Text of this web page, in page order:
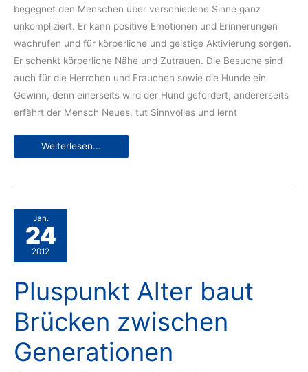
begegnet den Menschen über verschiedene Sinne ganz
unkompliziert. Er kann positive Emotionen und Erinnerungen
wachrufen und für körperliche und geistige Aktivierung sorgen.
Er schenkt körperliche Nähe und Zutrauen. Die Besuche sind
auch für die Herrchen und Frauchen sowie die Hunde ein
Gewinn, denn einerseits wird der Hund gefordert, andererseits
erfährt der Mensch Neues, tut Sinnvolles und lernt
Herzen
Weiterlesen...
Jan.
24
2012
Pluspunkt Alter baut
Brücken zwischen
Generationen